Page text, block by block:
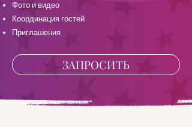
Фото и видео
Координация гостей
Приглашения
ЗАПРОСИТЬ